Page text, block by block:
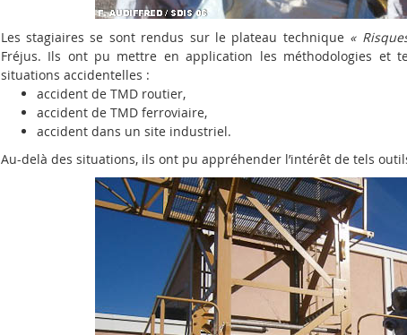
Les stagiaires se sont rendus sur le plateau technique «
Fréjus. Ils ont pu mettre en application les méthodologies et
situations accidentelles :
accident de TMD routier,
accident de TMD ferroviaire,
accident dans un site industriel.
Au-delà des situations, ils ont pu appréhender l’intérêt de tels